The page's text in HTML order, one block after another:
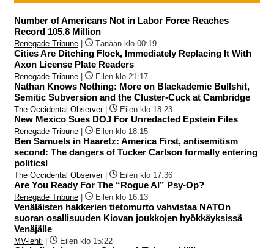
Number of Americans Not in Labor Force Reaches
Record 105.8 Million
Renegade Tribune Tänään klo 00:19
Cities Are Ditching Flock, Immediately Replacing It With
Axon License Plate Readers
Renegade Tribune Eilen klo 21:17
Nathan Knows Nothing: More on Blackademic Bullshit,
Semitic Subversion and the Cluster-Cuck at Cambridge
The Occidental Observer| Eilen klo 18:23
New Mexico Sues DOJ For Unredacted Epstein Files
Renegade Tribune Eilen klo 18:15
Ben Samuels in Haaretz: America First, antisemitism
second: The dangers of Tucker Carlson formally entering
politicsI
The Occidental Observer| Eilen klo 17:36
Are You Ready For The “Rogue AI” Psy-Op?
Renegade Tribune Eilen klo 16:13
Venäläisten hakkerien tietomurto vahvistaa NATOn
suoran osallisuuden Kiovan joukkojen hyökkäyksissä
Venäjälle
MV-lehti Eilen klo 15:22